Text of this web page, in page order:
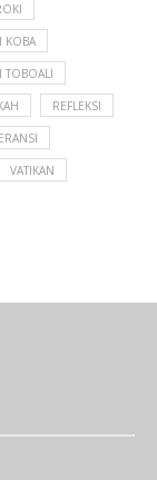
KOBA
TOBOALI
REFLEKSI
VATIKAN